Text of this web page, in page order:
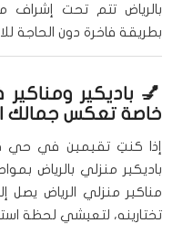
بالرياض تتم تحت إشراف
بطريقة فاخرة دون الحاجة
💅 باديكير
خاصة تعكس جمالك
إذا كنتِ تقيمين في حي
باديكير منزلي بالرياض
مناكير منزلي الرياض
تختارينه، لتعيشي لحظة